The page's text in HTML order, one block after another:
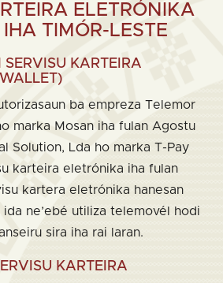
ELETRÓNIKA
TIMÓR-LESTE
KARTEIRA
ba empreza Telemor
marka Mosan iha fulan Agostu
Solution, Lda ho marka T-Pay
karteira eletrónika iha fulan
kartera eletrónika hanesan
ne’ebé utiliza telemovél hodi
sira iha rai laran.
KARTEIRA